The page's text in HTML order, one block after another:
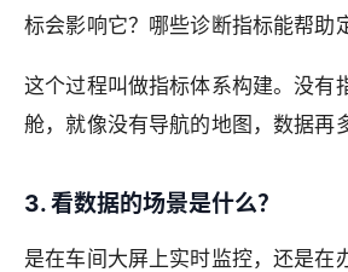
标会影响它？哪些诊断指标能帮助
这个过程叫做指标体系构建。没有
舱，就像没有导航的地图，数据再
3. 看数据的场景是什么？
是在车间大屏上实时监控，还是在